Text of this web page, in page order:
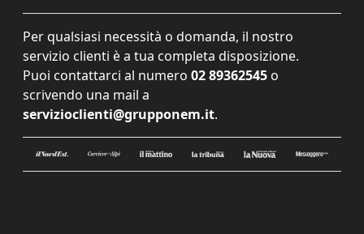
Per qualsiasi necessità o domanda, il nostro
servizio clienti è a tua completa disposizione.
Puoi contattarci al numero 02 89362545 o
scrivendo una mail a
servizioclienti@grupponem.it.